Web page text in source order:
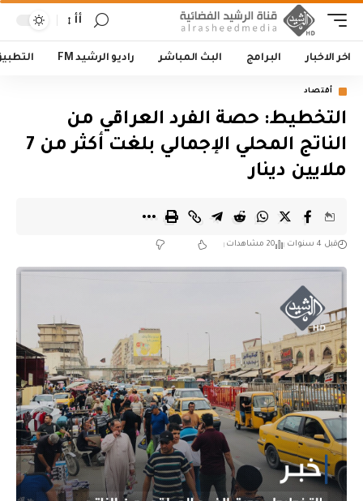
أأ
اخر الاخبار البرامج البث المباشر راديو الرشيد FM
أقتصاد
التخطيط: حصة الفرد العراقي من
الناتج المحلي الإجمالي بلغت أكثر من 7
ملايين دينار
قبل 4 سنوات 20 مشاهدات